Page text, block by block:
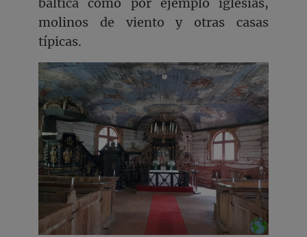
molinos de viento y otras casas
típicas.